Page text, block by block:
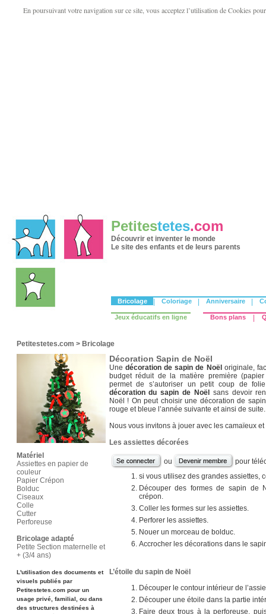
En poursuivant votre navigation sur ce site, vous acceptez l’utilisation de Cookies
Petitestetes.com
Découvrir et inventer le monde
Le site des enfants et de leurs parents
Bricolage Coloriage Anniversaire
Jeux éducatifs en ligne Bons plans
Petitestetes.com > Bricolage
Matériel
Assiettes en papier de
couleur
Papier Crépon
Bolduc
Ciseaux
Colle
Cutter
Perforeuse
Bricolage adapté
Petite Section maternelle et
+ (3/4 ans)
L'utilisation des documents et
visuels publiés par
Petitestetes.com pour un
usage privé, familial, ou dans
des structures destinées à
Décoration Sapin de Noël
Une décoration de sapin de Noël originale,
budget réduit de la matière première
permet de s’autoriser un petit coup de
décoration du sapin de Noël
sans devoir
Noël ! On peut choisir une décoration de
rouge et bleue l’année suivante et ainsi de suite.
Nous vous invitons à jouer avec les camaïeux
Les assiettes décorées
ou
pour
si vous utilisez des grandes assiettes,
Découper des formes de sapin de
crépon.
Coller les formes sur les assiettes.
Perforer les assiettes.
Nouer un morceau de bolduc.
Accrocher les décorations dans le
L’étoile du sapin de Noël
Découper le contour intérieur de
Découper une étoile dans la partie
Faire deux trous à la perforeuse,